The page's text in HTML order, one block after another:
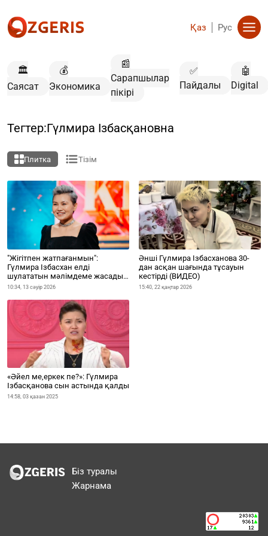
Қаз Рус
🏛️
Саясат
💰
Экономика
📰
Сарапшылар
пікірі
✅
Пайдалы
🤖
Digital
Тегтер:Гүлмира Ізбасқановна
Плитка Тізім
"Жігітпен жатпағанмын":
Гүлмира Ізбасхан елді
шулататын мәлімдеме жасады
(ВИДЕО)
10:34, 13 сәуір 2026
Әнші Гүлмира Ізбасханова 30-
дан асқан шағында тұсауын
кестірді (ВИДЕО)
15:40, 22 қаңтар 2026
«Әйел ме,еркек пе?»: Гүлмира
Ізбасқанова сын астында қалды
14:58, 03 қазан 2025
Біз туралы
Жарнама